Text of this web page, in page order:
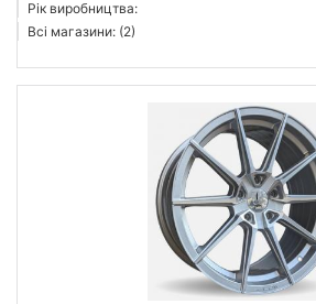
Рік виробництва:
Всі магазини: (2)